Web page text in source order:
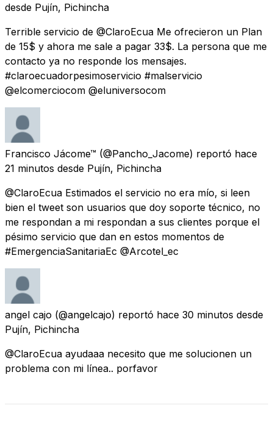
desde Pujín, Pichincha
Terrible servicio de @ClaroEcua Me ofrecieron un Plan
de 15$ y ahora me sale a pagar 33$. La persona que me
contacto ya no responde los mensajes.
#claroecuadorpesimoservicio #malservicio
@elcomerciocom @eluniversocom
Francisco Jácome™ (@Pancho_Jacome) reportó hace
21 minutos desde Pujín, Pichincha
@ClaroEcua Estimados el servicio no era mío, si leen
bien el tweet son usuarios que doy soporte técnico, no
me respondan a mi respondan a sus clientes porque el
pésimo servicio que dan en estos momentos de
#EmergenciaSanitariaEc @Arcotel_ec
angel cajo (@angelcajo) reportó hace 30 minutos desde
Pujín, Pichincha
@ClaroEcua ayudaaa necesito que me solucionen un
problema con mi línea.. porfavor